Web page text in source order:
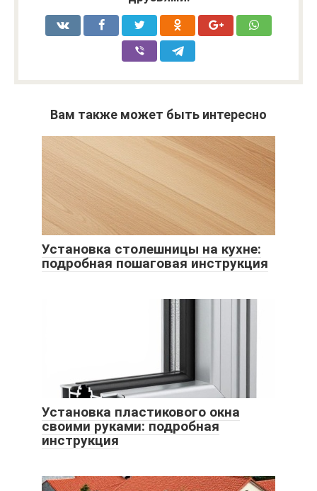
Вам также может быть интересно
Установка столешницы на кухне:
подробная пошаговая инструкция
Установка пластикового окна
своими руками: подробная
инструкция